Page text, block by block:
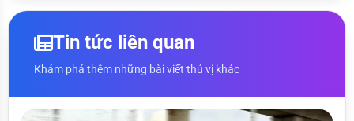
Tin tức liên quan
Khám phá thêm những bài viết thú vị khác